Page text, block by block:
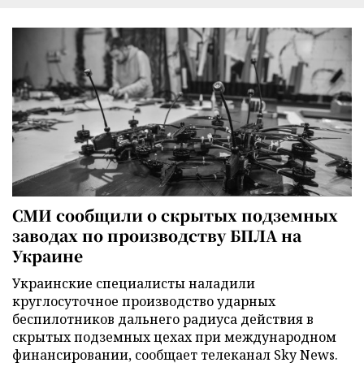
СМИ сообщили о скрытых подземных
заводах по производству БПЛА на
Украине
Украинские специалисты наладили
круглосуточное производство ударных
беспилотников дальнего радиуса действия в
скрытых подземных цехах при международном
финансировании, сообщает телеканал Sky News.